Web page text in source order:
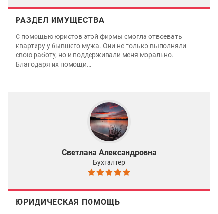
РАЗДЕЛ ИМУЩЕСТВА
С помощью юристов этой фирмы смогла отвоевать
квартиру у бывшего мужа. Они не только выполняли
свою работу, но и поддерживали меня морально.
Благодаря их помощи…
Светлана Александровна
Бухгалтер
ЮРИДИЧЕСКАЯ ПОМОЩЬ